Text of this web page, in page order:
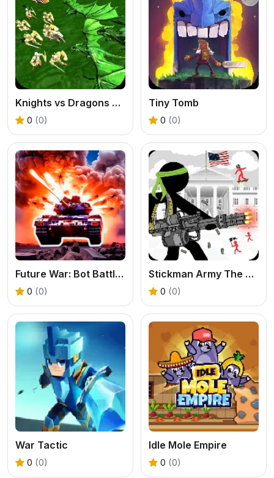
Knights vs Dragons Battle Simulator
0 (0)
Tiny Tomb
0 (0)
Future War: Bot Battle in Space 3D
0 (0)
Stickman Army The Defenders
0 (0)
War Tactic
0 (0)
Idle Mole Empire
0 (0)